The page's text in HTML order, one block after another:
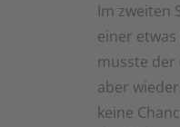
Im zweiten
einer
musste der
aber
keine